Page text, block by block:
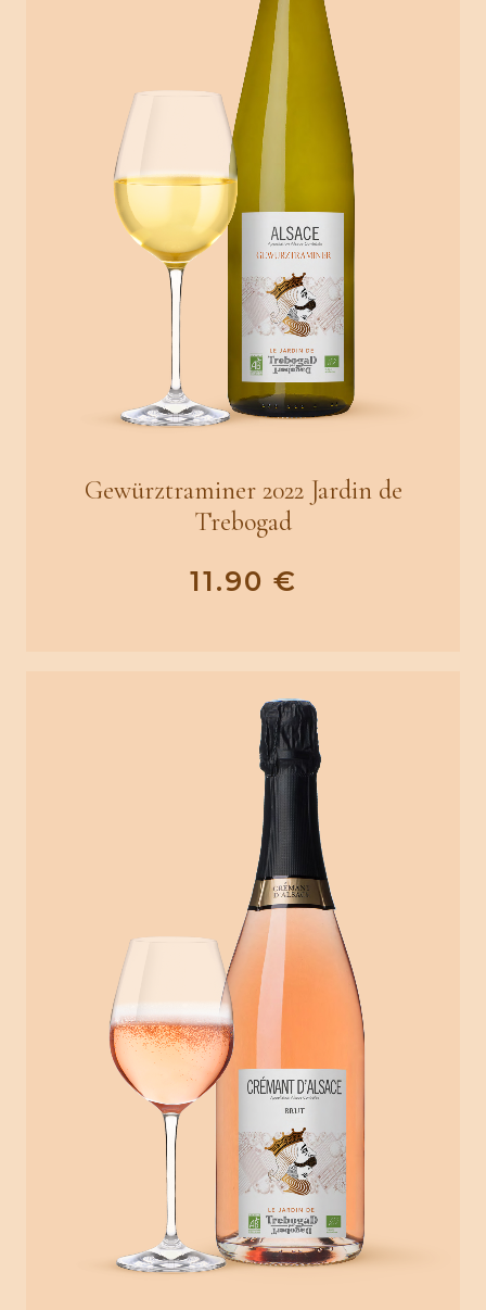
Gewürztraminer 2022 Jardin de
Trebogad
11.90 €